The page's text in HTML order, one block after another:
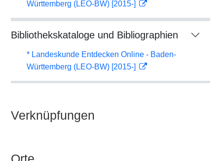
Württemberg (LEO-BW) [2015-]
Bibliothekskataloge und Bibliographien
* Landeskunde Entdecken Online - Baden-
Württemberg (LEO-BW) [2015-]
Verknüpfungen